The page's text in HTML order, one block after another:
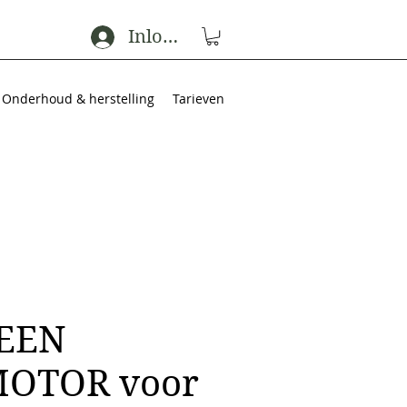
Inloggen
Onderhoud & herstelling Tarieven
voor